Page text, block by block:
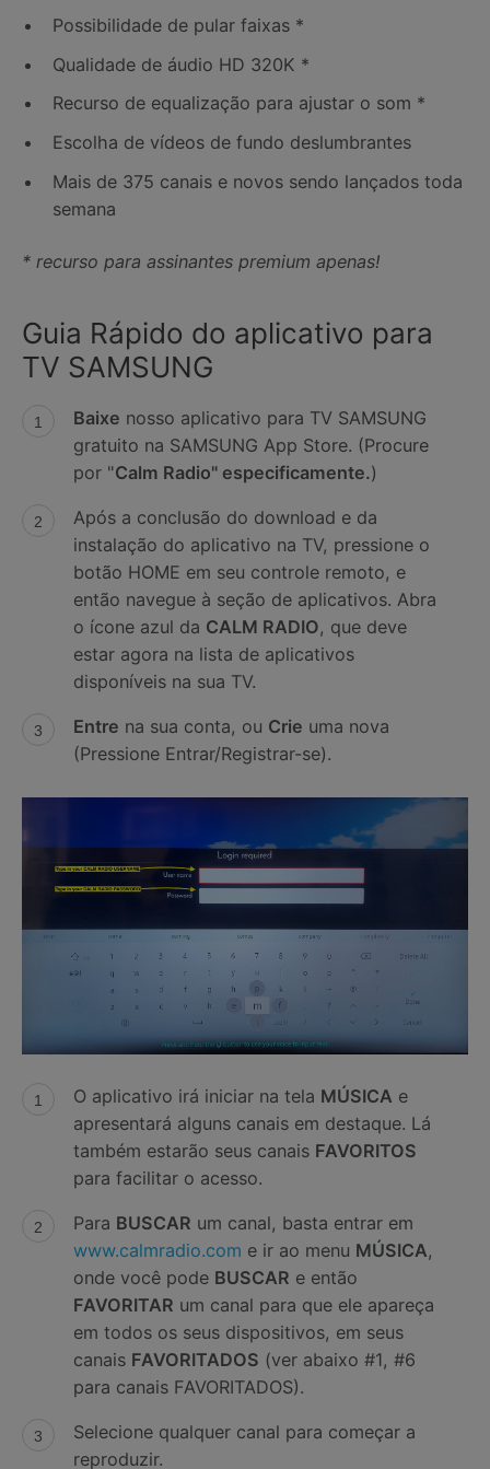
Possibilidade de pular faixas *
Qualidade de áudio HD 320K *
Recurso de equalização para ajustar o som *
Escolha de vídeos de fundo deslumbrantes
Mais de 375 canais e novos sendo lançados toda
semana
* recurso para assinantes premium apenas!
Guia Rápido do aplicativo para
TV SAMSUNG
Baixe nosso aplicativo para TV SAMSUNG
gratuito na SAMSUNG App Store. (Procure
por "Calm Radio" especificamente.)
Após a conclusão do download e da
instalação do aplicativo na TV, pressione o
botão HOME em seu controle remoto, e
então navegue à seção de aplicativos. Abra
o ícone azul da CALM RADIO, que deve
estar agora na lista de aplicativos
disponíveis na sua TV.
Entre na sua conta, ou Crie uma nova
(Pressione Entrar/Registrar-se).
O aplicativo irá iniciar na tela MÚSICA e
apresentará alguns canais em destaque. Lá
também estarão seus canais FAVORITOS
para facilitar o acesso.
Para BUSCAR um canal, basta entrar em
www.calmradio.com e ir ao menu MÚSICA,
onde você pode BUSCAR e então
FAVORITAR um canal para que ele apareça
em todos os seus dispositivos, em seus
canais FAVORITADOS (ver abaixo #1, #6
para canais FAVORITADOS).
Selecione qualquer canal para começar a
reproduzir.